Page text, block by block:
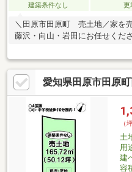
建築条件なし 更
＼田原市田原町 売土地／家を
藤沢・向山・岩田にお任せくだ
愛知県田原市田原
（
土
用
建
容